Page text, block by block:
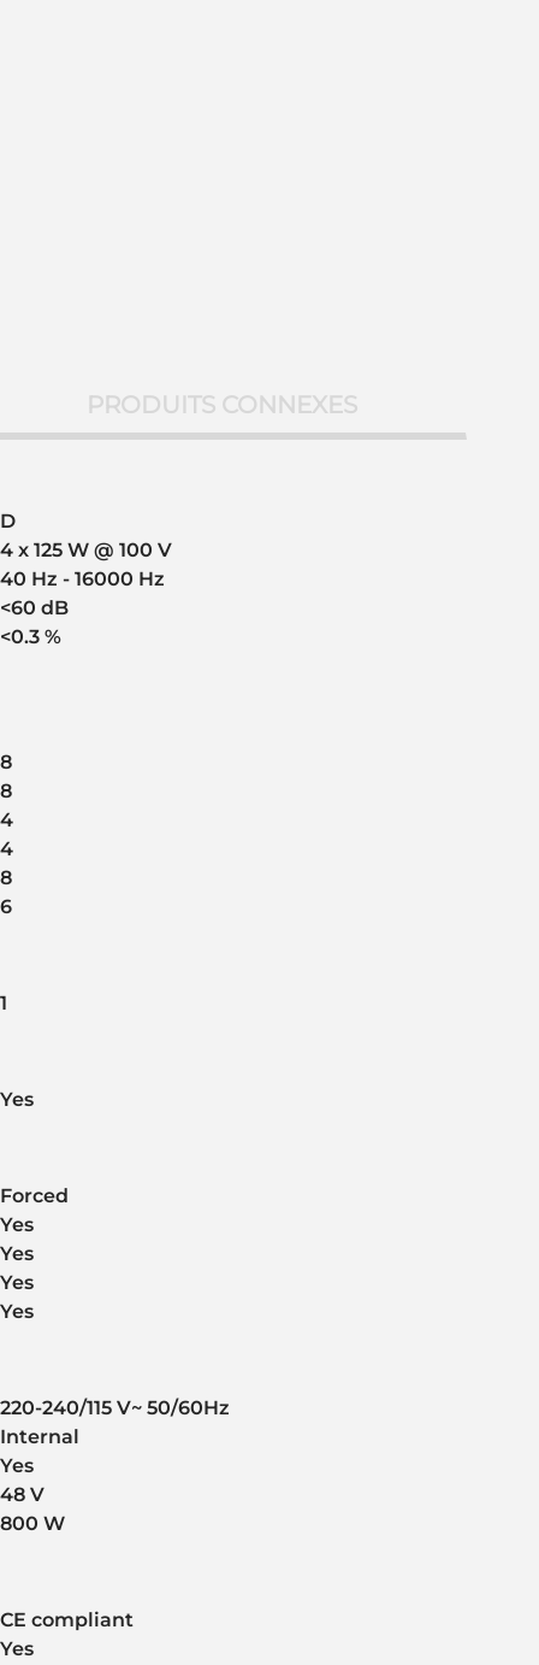
PRODUITS CONNEXES
D
4 x 125 W @ 100 V
40 Hz - 16000 Hz
<60 dB
<0.3 %
8
8
4
4
8
6
1
Yes
Forced
Yes
Yes
Yes
Yes
220-240/115 V~ 50/60Hz
Internal
Yes
48 V
800 W
CE compliant
Yes